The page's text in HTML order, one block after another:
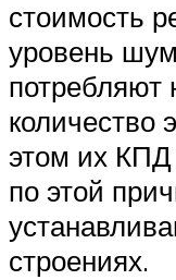
стоимость
уровень
потребляют
количество
этом их
по этой
строениях.